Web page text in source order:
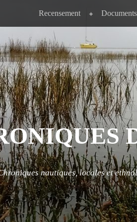
Recensement Documents
nautiques, locales et